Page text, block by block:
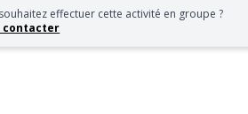
effectuer cette activité en groupe ?
contacter